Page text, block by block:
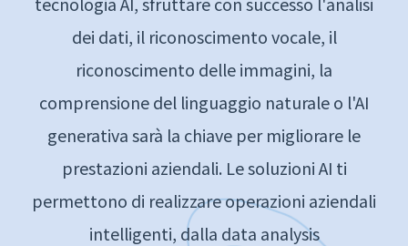
dei dati, il riconoscimento vocale, il
riconoscimento delle immagini, la
comprensione del linguaggio naturale o l'AI
generativa sarà la chiave per migliorare le
prestazioni aziendali. Le soluzioni AI ti
permettono di realizzare operazioni aziendali
intelligenti, dalla data analysis